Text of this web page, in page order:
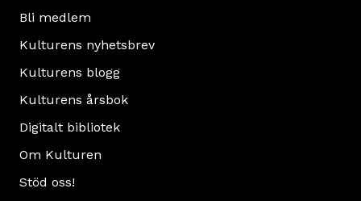
Bli medlem
Kulturens nyhetsbrev
Kulturens blogg
Kulturens årsbok
Digitalt bibliotek
Om Kulturen
Stöd oss!